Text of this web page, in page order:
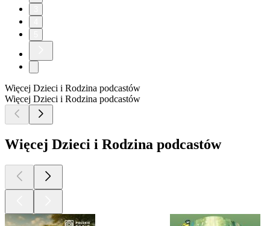
Więcej Dzieci i Rodzina podcastów
Więcej Dzieci i Rodzina podcastów
Więcej Dzieci i Rodzina podcastów